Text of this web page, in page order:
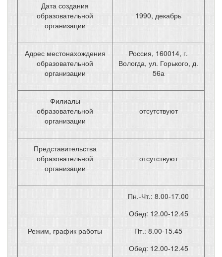
Дата создания
образовательной
организации
1990, декабрь
Адрес местонахождения
образовательной
организации
Россия, 160014, г.
Вологда, ул. Горького, д.
56а
Филиалы
образовательной
организации
отсутствуют
Представительства
образовательной
организации
отсутствуют
Режим, график работы
Пн.-Чт.: 8.00-17.00
Обед: 12.00-12.45
Пт.: 8.00-15.45
Обед: 12.00-12.45